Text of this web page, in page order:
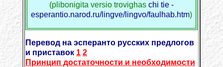
(plibonigita versio trovighas chi tie -
esperantio.narod.ru/lingve/lingvo/faulhab.htm)
Перевод на эсперанто русских предлогов
и приставок 1 2
Принцип достаточности и необходимости